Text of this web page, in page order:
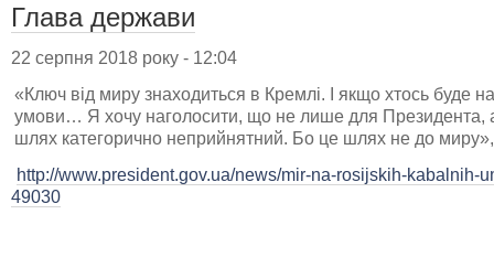
Глава держави
22 серпня 2018 року - 12:04
«Ключ від миру знаходиться в Кремлі. І якщо хтось буде
умови… Я хочу наголосити, що не лише для Президента, а
шлях категорично неприйнятний. Бо це шлях не до
http://www.president.gov.ua/news/mir-na-rosijskih-kabalnih-
49030